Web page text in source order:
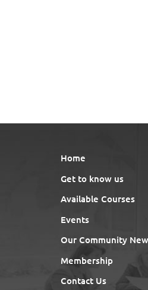
Home
Get to know us
Available Courses
Events
Our Community
Membership
Contact Us